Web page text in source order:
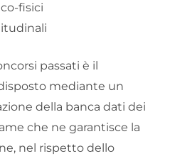
fisici
passati è il
mediante un
della banca dati dei
che ne garantisce la
nel rispetto dello